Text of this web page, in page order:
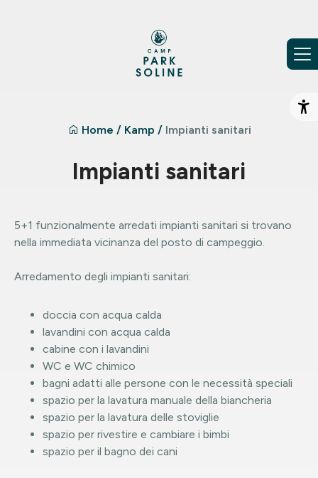
Home / Kamp / Impianti sanitari
Impianti sanitari
5+1 funzionalmente arredati impianti sanitari si trovano
nella immediata vicinanza del posto di campeggio.
Arredamento degli impianti sanitari:
doccia con acqua calda
lavandini con acqua calda
cabine con i lavandini
WC e WC chimico
bagni adatti alle persone con le necessità speciali
spazio per la lavatura manuale della biancheria
spazio per la lavatura delle stoviglie
spazio per rivestire e cambiare i bimbi
spazio per il bagno dei cani